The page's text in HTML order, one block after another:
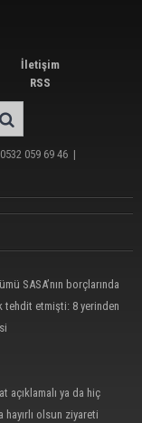
İletişim
RSS
0532 059 69 46 |
SASA’nın borçlarında
tehdit etmişti: 8 yerinden
açıklamalı ya da hiç
hayırlı olsun ziyareti